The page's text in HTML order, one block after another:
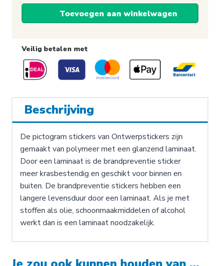
sticker,
BovengrondsToevoegen aan winkelwagen
Veilig betalen met
Beschrijving
De pictogram stickers van Ontwerpstickers zijn
gemaakt van polymeer met een glanzend laminaat.
Door een laminaat is de brandpreventie sticker
meer krasbestendig en geschikt voor binnen en
buiten. De brandpreventie stickers hebben een
langere levensduur door een laminaat. Als je met
stoffen als olie, schoonmaakmiddelen of alcohol
werkt dan is een laminaat noodzakelijk.